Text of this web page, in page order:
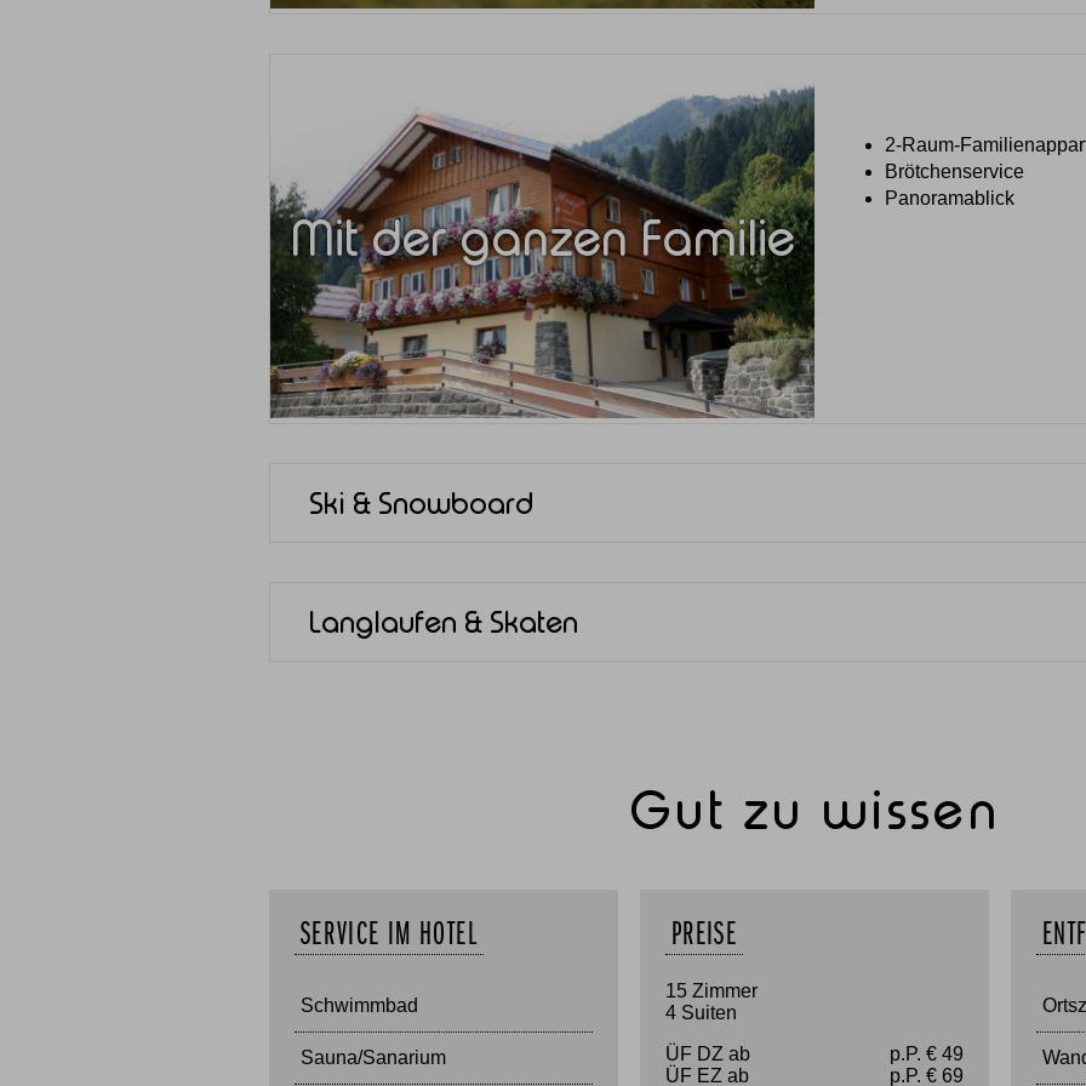
Mit der ganzen Familie
2-Raum-
Brötchenservice
Panoramablick
Ski & Snowboard
Langlaufen & Skaten
Gut zu wissen
SERVICE IM HOTEL
Schwimmbad
Sauna/Sanarium
PREISE
15 Zimmer
4 Suiten
ÜF DZ ab
p.P. € 49
ÜF EZ ab
p.P. € 69